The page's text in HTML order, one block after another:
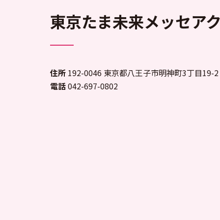
東京たま未来メッセア
住所 192-0046 東京都八王子市明神町3丁目19-2
電話042-697-0802